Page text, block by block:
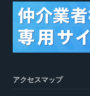
アクセスマップ